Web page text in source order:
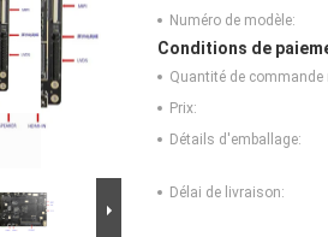
Numéro de modèle:
Conditions de
Quantité de commande
Prix:
Détails d'emballage:
Délai de livraison: